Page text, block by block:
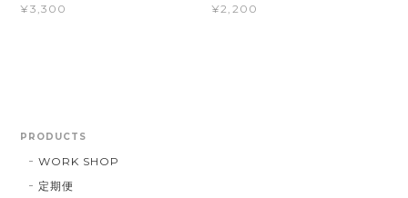
¥3,300
¥2,200
PRODUCTS
WORK SHOP
定期便